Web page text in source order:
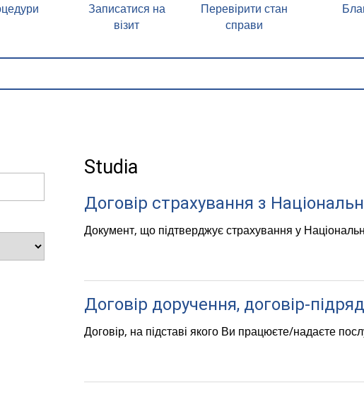
Записатися на
візит
Перевірити стан
справи
Studia
Договір страхування з
Документ, що підтверджує страхування у
Договір доручення, договір-
Договір, на підставі якого Ви працюєте/надаєте